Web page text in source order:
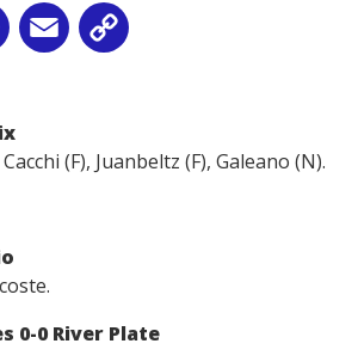
WhatsApp
Email
(F), Juanbeltz (F), Galeano (N).
0-0 River Plate